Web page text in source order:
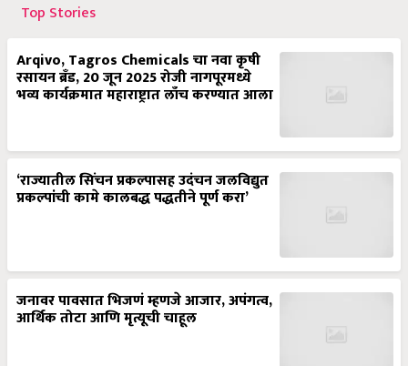
Top Stories
Arqivo, Tagros Chemicals चा नवा कृषी
रसायन ब्रँड, 20 जून 2025 रोजी नागपूरमध्ये
भव्य कार्यक्रमात महाराष्ट्रात लाँच करण्यात आला
‘राज्यातील सिंचन प्रकल्पासह उदंचन जलविद्युत
प्रकल्पांची कामे कालबद्ध पद्धतीने पूर्ण करा’
जनावर पावसात भिजणं म्हणजे आजार, अपंगत्व,
आर्थिक तोटा आणि मृत्यूची चाहूल